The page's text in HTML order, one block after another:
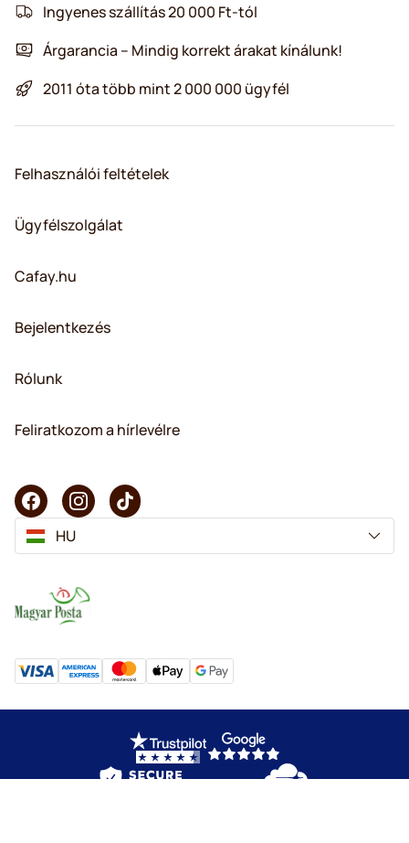
Ingyenes szállítás 20 000 Ft-tól
Árgarancia – Mindig korrekt árakat kínálunk!
2011 óta több mint 2 000 000 ügyfél
Felhasználói feltételek
Ügyfélszolgálat
Cafay.hu
Bejelentkezés
Rólunk
Feliratkozom a hírlevélre
HU